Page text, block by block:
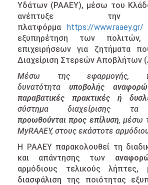
ΠΟΛΙΤΙΣΜΟΣ
ΑΝΘΕΚΤΙΚΗ
ΠΟΛΗ
Υδάτων (ΡΑΑΕΥ), μέσω του
ανέπτυξε την
πλατφόρμα https://www.raaey.gr/
εξυπηρέτηση των
επιχειρήσεων για ζητήματα
Διαχείριση Στερεών Αποβλήτων
Μέσω της εφαρμογής,
δυνατότητα
υποβολής
παραβατικές πρακτικές ή
σύστημα διαχείρισης τα
προωθούνται προς επίλυση, μέσω
MyRAAEY, στους εκάστοτε
Η ΡΑΑΕΥ παρακολουθεί τη
και απάντησης των
αρμόδιους τελικούς
διασφάλιση της ποιότητας